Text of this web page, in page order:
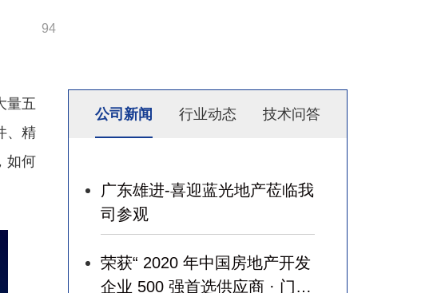
94
量五
、精
如何
公司新闻 行业动态 技术问答
广东雄进-喜迎蓝光地产莅临我
司参观
荣获“ 2020 年中国房地产开发
企业 500 强首选供应商 · 门窗